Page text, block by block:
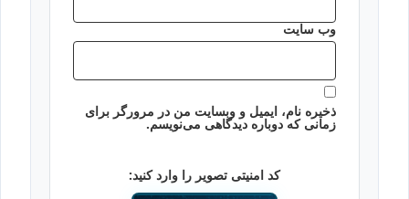
وب‌ سایت
ذخیره نام، ایمیل و وبسایت من در مرورگر برای
زمانی که دوباره دیدگاهی می‌نویسم.
کد امنیتی تصویر را وارد کنید: